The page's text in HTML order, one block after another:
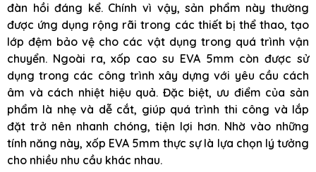
đàn hồi đáng kể. Chính vì vậy, sản phẩm này thường
được ứng dụng rộng rãi trong các thiết bị thể thao, tạo
lớp đệm bảo vệ cho các vật dụng trong quá trình vận
chuyển. Ngoài ra, xốp cao su EVA 5mm còn được sử
dụng trong các công trình xây dựng với yêu cầu cách
âm và cách nhiệt hiệu quả. Đặc biệt, ưu điểm của sản
phẩm là nhẹ và dễ cắt, giúp quá trình thi công và lắp
đặt trở nên nhanh chóng, tiện lợi hơn. Nhờ vào những
tính năng này, xốp EVA 5mm thực sự là lựa chọn lý tưởng
cho nhiều nhu cầu khác nhau.